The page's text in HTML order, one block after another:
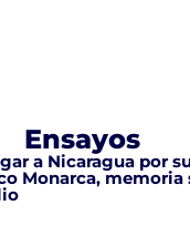
Ensayos
a Nicaragua por
Monarca, memoria